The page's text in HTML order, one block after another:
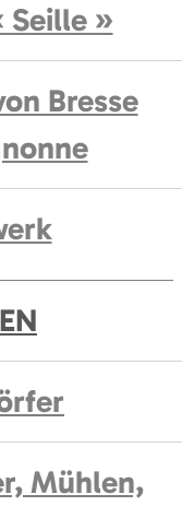
Seille »
Bresse
Mühlen,